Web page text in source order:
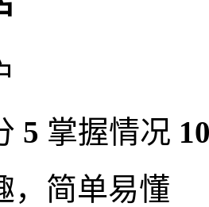
5 掌握情况
，简单易懂